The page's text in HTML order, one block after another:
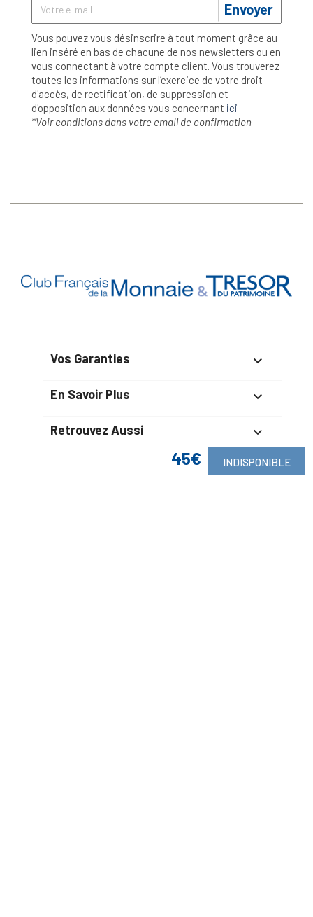
45€ INDISPONIBLE
Envoyer
Vous pouvez vous désinscrire à tout moment grâce au
lien inséré en bas de chacune de nos newsletters ou en
vous connectant à votre compte client. Vous trouverez
toutes les informations sur l’exercice de votre droit
d'accès, de rectification, de suppression et
d'opposition aux données vous concernant ici
*Voir conditions dans votre email de confirmation
Vos Garanties 
En Savoir Plus 
Retrouvez Aussi 